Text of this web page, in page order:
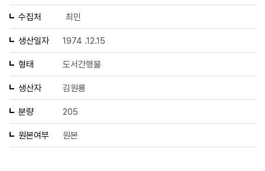
수집처 최민
생산일자 1974 .12.15
형태 도서간행물
생산자 김원룡
분량 205
원본여부 원본